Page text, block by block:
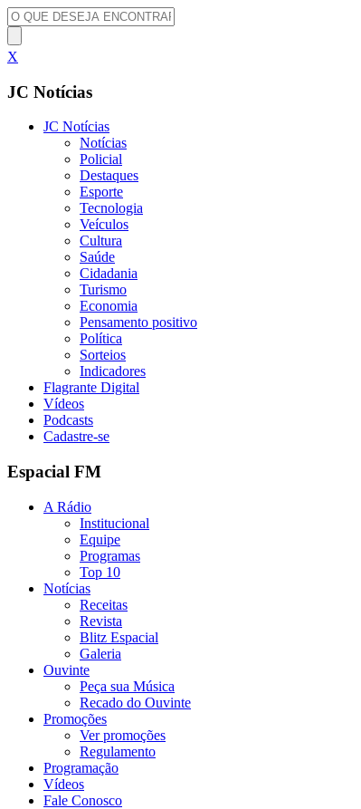
X
JC Notícias
JC Notícias
Notícias
Policial
Destaques
Esporte
Tecnologia
Veículos
Cultura
Saúde
Cidadania
Turismo
Economia
Pensamento positivo
Política
Sorteios
Indicadores
Flagrante Digital
Vídeos
Podcasts
Cadastre-se
Espacial FM
A Rádio
Institucional
Equipe
Programas
Top 10
Notícias
Receitas
Revista
Blitz Espacial
Galeria
Ouvinte
Peça sua Música
Recado do Ouvinte
Promoções
Ver promoções
Regulamento
Programação
Vídeos
Fale Conosco